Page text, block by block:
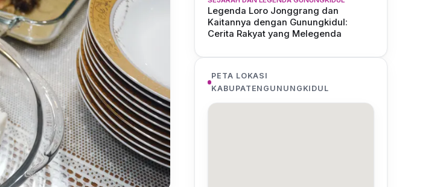
Legenda Loro Jonggrang dan
Kaitannya dengan Gunungkidul:
Cerita Rakyat yang Melegenda
PETA LOKASI
KABUPATENGUNUNGKIDUL